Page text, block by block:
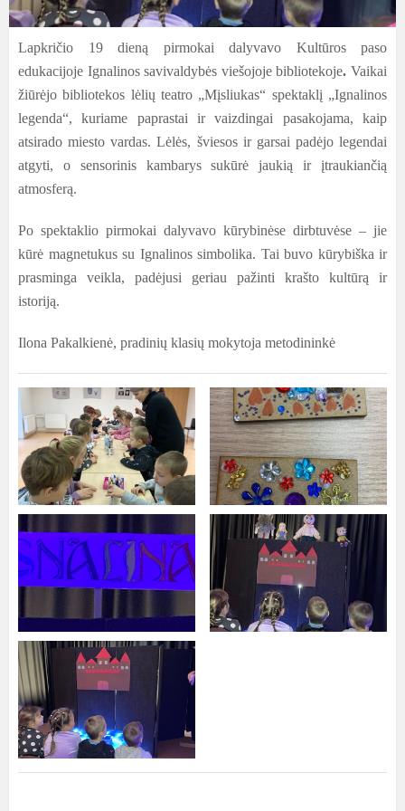
Lapkričio 19 dieną pirmokai dalyvavo Kultūros paso
edukacijoje Ignalinos savivaldybės viešojoje bibliotekoje. Vaikai
žiūrėjo bibliotekos lėlių teatro „Mįsliukas“ spektaklį „Ignalinos
legenda“, kuriame paprastai ir vaizdingai pasakojama, kaip
atsirado miesto vardas. Lėlės, šviesos ir garsai padėjo legendai
atgyti, o sensorinis kambarys sukūrė jaukią ir įtraukiančią
atmosferą.
Po spektaklio pirmokai dalyvavo kūrybinėse dirbtuvėse – jie
kūrė magnetukus su Ignalinos simbolika. Tai buvo kūrybiška ir
prasminga veikla, padėjusi geriau pažinti krašto kultūrą ir
istoriją.
Ilona Pakalkienė, pradinių klasių mokytoja metodininkė